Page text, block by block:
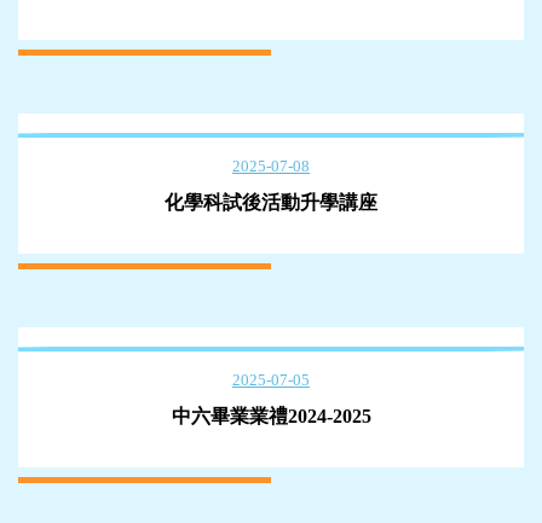
2025-07-08
化學科試後活動升學講座
2025-07-05
中六畢業業禮2024-2025